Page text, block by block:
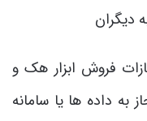
دیگران
فروش ابزار هک و
به داده ها یا سامانه